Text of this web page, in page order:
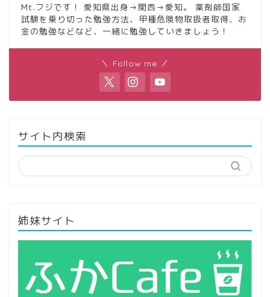
Mt.フジです！ 愛知県出身→関西→愛知。 薬剤師国家
試験を乗り切った勉強方法、甲種危険物取扱者取得、お
金の勉強などなど、一緒に勉強していきましょう！
＼ Follow me ／
サイト内検索
姉妹サイト